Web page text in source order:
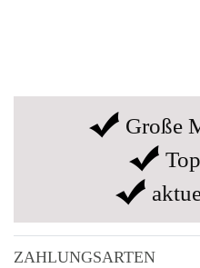
Große
ZAHLUNGSARTEN